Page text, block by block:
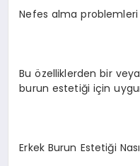
Nefes alma
Bu özelliklerden bir
burun estetiği için
Erkek Burun Estetiği